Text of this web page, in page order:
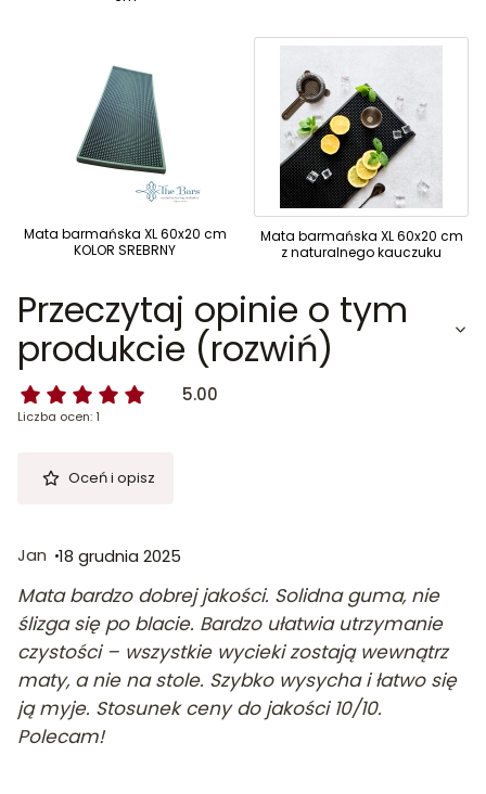
Mata barmańska XL 60x20 cm
KOLOR SREBRNY
Mata barmańska XL 60x20 cm
z naturalnego kauczuku
Przeczytaj opinie o tym
produkcie (rozwiń)
5.00
Liczba ocen: 1
Oceń i opisz
Jan 18 grudnia 2025
Mata bardzo dobrej jakości. Solidna guma, nie
ślizga się po blacie. Bardzo ułatwia utrzymanie
czystości – wszystkie wycieki zostają wewnątrz
maty, a nie na stole. Szybko wysycha i łatwo się
ją myje. Stosunek ceny do jakości 10/10.
Polecam!